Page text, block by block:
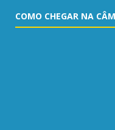
COMO CHEGAR NA